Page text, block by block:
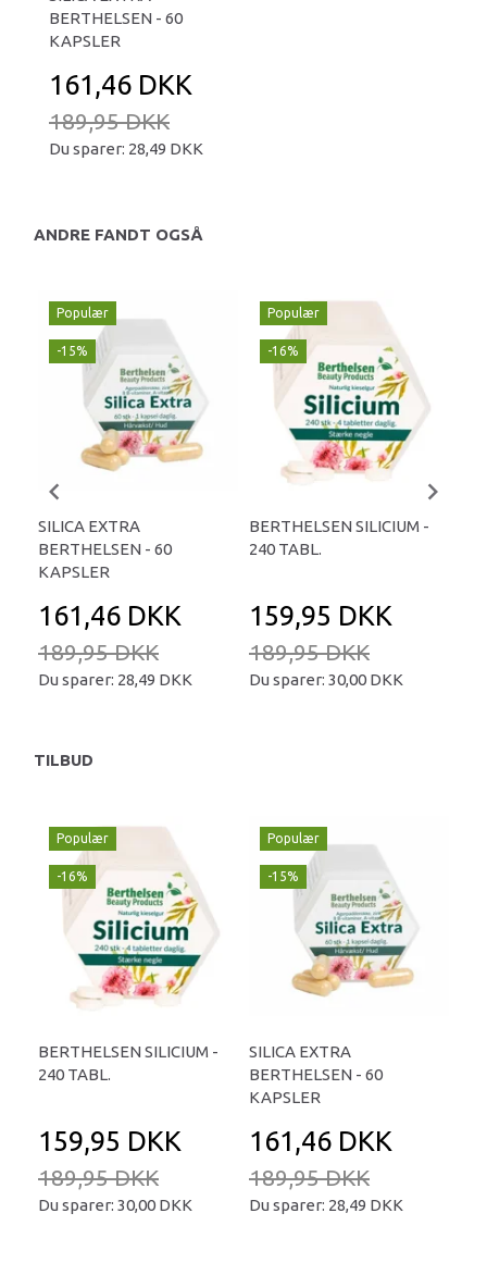
BERTHELSEN - 60
KAPSLER
161,46 DKK
189,95 DKK
Du sparer: 28,49 DKK
ANDRE FANDT OGSÅ
Populær
-15%
SILICA EXTRA
BERTHELSEN - 60
KAPSLER
161,46 DKK
189,95 DKK
Du sparer: 28,49 DKK
Populær
-16%
BERTHELSEN SILICIUM -
240 TABL.
159,95 DKK
189,95 DKK
Du sparer: 30,00 DKK
TILBUD
Populær
-16%
BERTHELSEN SILICIUM -
240 TABL.
159,95 DKK
189,95 DKK
Du sparer: 30,00 DKK
Populær
-15%
SILICA EXTRA
BERTHELSEN - 60
KAPSLER
161,46 DKK
189,95 DKK
Du sparer: 28,49 DKK